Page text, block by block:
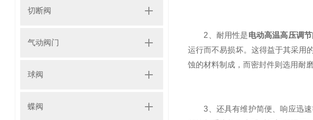
切断阀
气动阀门
球阀
蝶阀
2、耐用性是电动高温高压调节
运行而不易损坏。这得益于其采用
蚀的材料制成，而密封件则选用耐
3、还具有维护简便、响应迅速